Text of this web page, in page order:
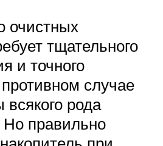
очистных
тщательного
и точного
случае
всякого рода
Но правильно